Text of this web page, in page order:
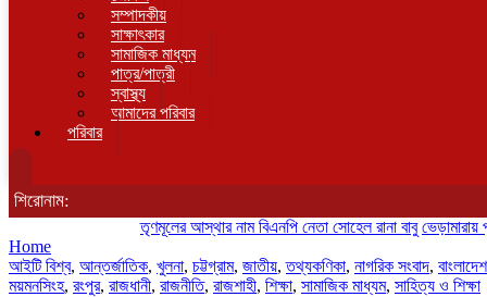
সম্পাদকীয়
সাক্ষাৎকার
সামাজিক মাধ্যম
পাত্র/পাত্রী
স্বাস্থ্য
আমাদের পরিবার
পরিবার
শিরোনাম:
তৃণমূলের আস্থার নাম বিএনপি নেতা সোহেল রানা বাবু ভেড়ামারায়
Home
আইটি বিশ্ব, আন্তর্জাতিক, খুলনা, চট্টগ্রাম, জাতীয়,তথ্যকণিকা, নাগরিক সংবাদ, বাংলাদেশ
ময়মনসিংহ, রংপুর, রাজধানী, রাজনীতি, রাজশাহী, শিক্ষা, সামাজিক মাধ্যম, সাহিত্য ও শিক্ষা